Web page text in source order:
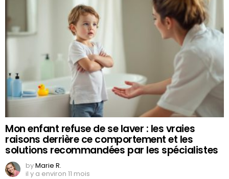
Mon enfant refuse de se laver : les vraies
raisons derrière ce comportement et les
solutions recommandées par les spécialistes
byMarie R.
il y a environ 11 mois